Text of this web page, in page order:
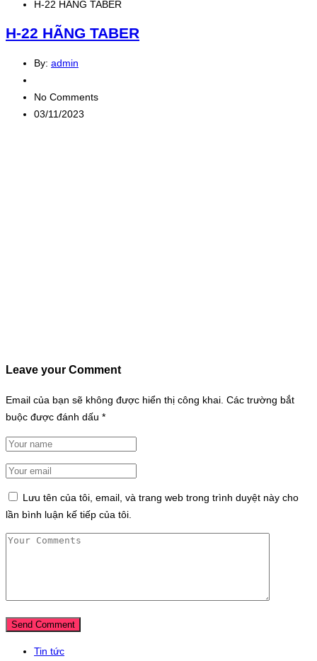
H-22 HÃNG TABER
H-22 HÃNG TABER
By: admin
No Comments
03/11/2023
Leave your Comment
Email của bạn sẽ không được hiển thị công khai. Các trường bắt
buộc được đánh dấu *
Lưu tên của tôi, email, và trang web trong trình duyệt này cho
lần bình luận kế tiếp của tôi.
Tin tức